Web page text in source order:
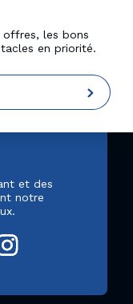
offres, les bons
en priorité.
et des
notre